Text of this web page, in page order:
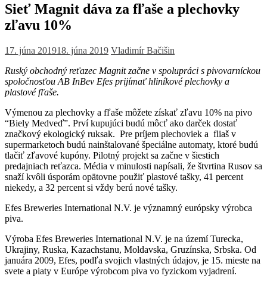
Sieť Magnit dáva za fľaše a plechovky
zľavu 10%
17. júna 201918. júna 2019 Vladimír Bačišin
Ruský obchodný reťazec Magnit začne v spolupráci s pivovarníckou
spoločnosťou AB InBev Efes prijímať hliníkové plechovky a
plastové fľaše.
Výmenou za plechovky a fľaše môžete získať zľavu 10% na pivo
“Biely Medveď”. Prví kupujúci budú môcť ako darček dostať
značkový ekologický ruksak. Pre príjem plechoviek a fliaš v
supermarketoch budú nainštalované špeciálne automaty, ktoré budú
tlačiť zľavové kupóny. Pilotný projekt sa začne v šiestich
predajniach reťazca. Média v minulosti napísali, že štvrtina Rusov sa
snaží kvôli úsporám opätovne použiť plastové tašky, 41 percent
niekedy, a 32 percent si vždy berú nové tašky.
Efes Breweries International N.V. je významný európsky výrobca
piva.
Výroba Efes Breweries International N.V. je na území Turecka,
Ukrajiny, Ruska, Kazachstanu, Moldavska, Gruzínska, Srbska. Od
januára 2009, Efes, podľa svojich vlastných údajov, je 15. mieste na
svete a piaty v Európe výrobcom piva vo fyzickom vyjadrení.